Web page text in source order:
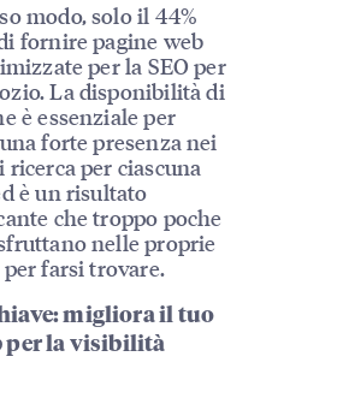
modo, solo il 44%
fornire pagine web
per la SEO per
La disponibilità di
è essenziale per
forte presenza nei
per ciascuna
è un risultato
che troppo poche
nelle proprie
farsi trovare.
migliora il tuo
per la visibilità